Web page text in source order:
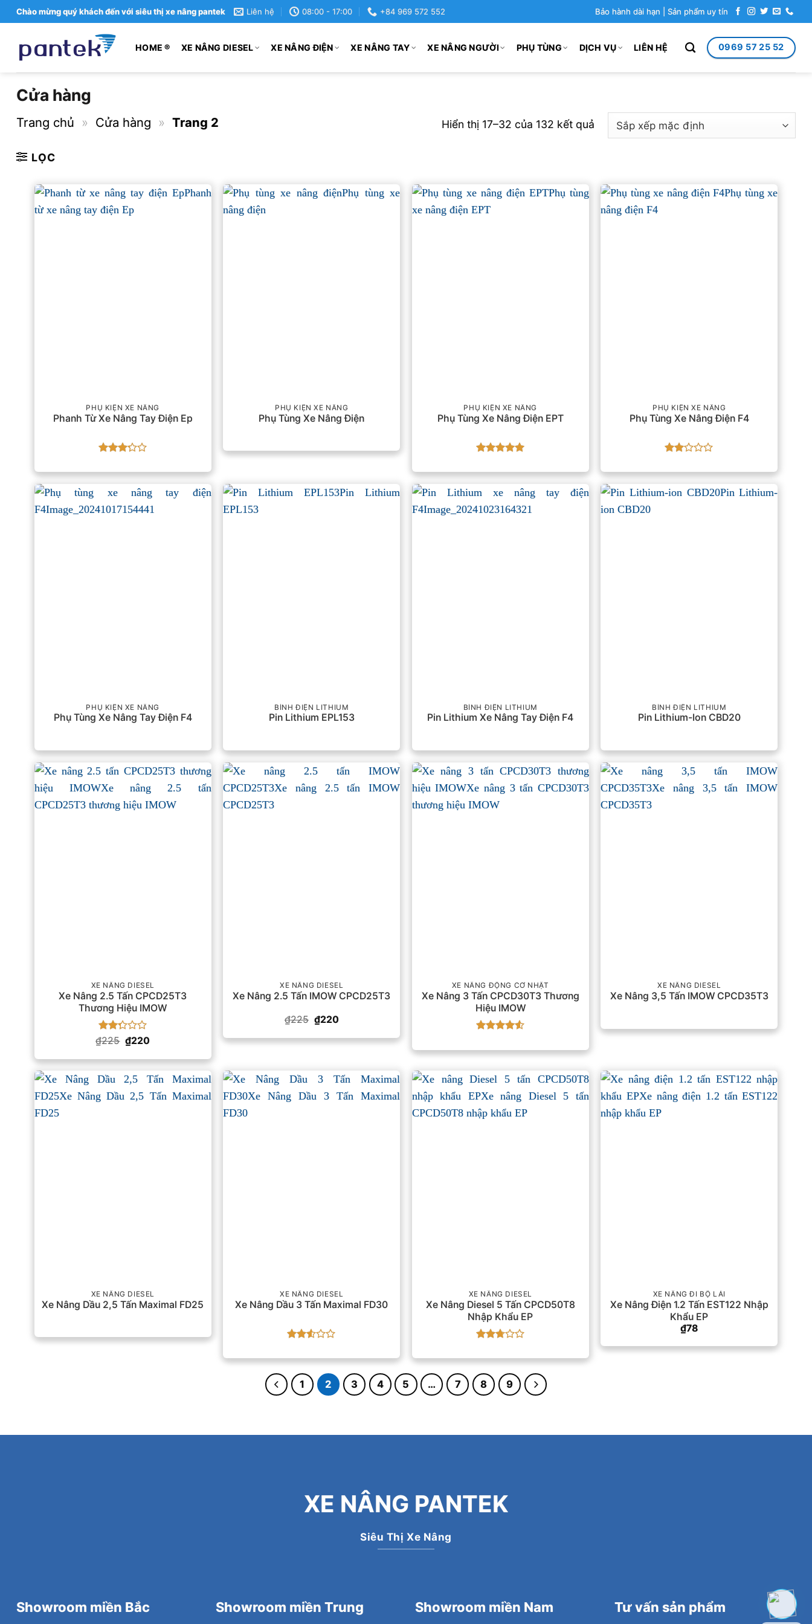
qua
dung
Chào mừng quý khách đến với siêu thị xe nâng pantek Liên hệ 08:00 - 17:00 +84 969 572 552 Bảo hành dài hạn | Sản phẩm uy tín
HOME ® XE NÂNG DIESEL XE NÂNG ĐIỆN XE NÂNG TAY XE NÂNG NGƯỜI PHỤ TÙNG DỊCH VỤ LIÊN HỆ 0969 57 25 52
Cửa hàng
Trang chủ » Cửa hàng » Trang 2
LỌC
Hiển thị 17–32 của 132 kết quả
PHỤ KIỆN XE NÂNG
Phanh Từ Xe Nâng Tay Điện Ep
xếp
3.255
PHỤ KIỆN XE NÂNG
Phụ Tùng Xe Nâng Điện
PHỤ KIỆN XE NÂNG
Phụ Tùng Xe Nâng Điện EPT
hạng55
PHỤ KIỆN XE NÂNG
Phụ Tùng Xe Nâng Điện F4
xếp
25
PHỤ KIỆN XE NÂNG
Phụ Tùng Xe Nâng Tay Điện F4
BÌNH ĐIỆN LITHIUM
Pin Lithium EPL153
BÌNH ĐIỆN LITHIUM
Pin Lithium Xe Nâng Tay Điện F4
BÌNH ĐIỆN LITHIUM
Pin Lithium-Ion CBD20
XE NÂNG DIESEL
Xe Nâng 2.5 Tấn CPCD25T3
Thương Hiệu IMOW
Được
xếp
hạng
5 sao
₫225 Giá
gốc
là:
₫220
tại
₫220.
XE NÂNG DIESEL
Xe Nâng 2.5 Tấn IMOW CPCD25T3
₫225 Giá
gốc
là:
₫225.
₫220Giá
tại
là:
XE NÂNG ĐỘNG CƠ NHẬT
Xe Nâng 3 Tấn CPCD30T3 Thương
Hiệu IMOW
hạng4.5
XE NÂNG DIESEL
Xe Nâng 3,5 Tấn IMOW CPCD35T3
XE NÂNG DIESEL
Xe Nâng Dầu 2,5 Tấn Maximal FD25
XE NÂNG DIESEL
Xe Nâng Dầu 3 Tấn Maximal FD30
xếp
2.55
sao
XE NÂNG DIESEL
Xe Nâng Diesel 5 Tấn CPCD50T8
Nhập Khẩu EP
xếp
2.755
sao
XE NÂNG ĐI BỘ LÁI
Xe Nâng Điện 1.2 Tấn EST122 Nhập
Khẩu EP
₫78
1 2 3 4 5 … 7 8 9
XE NÂNG PANTEK
Siêu Thị Xe Nâng
Showroom miền Bắc Showroom miền Trung Showroom miền Nam Tư vấn sản phẩm